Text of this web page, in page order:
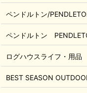
ペンドルトン/
ペンドルトン
ログハウスライフ・用品
BEST SEASON